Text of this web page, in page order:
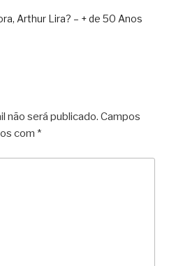
Arthur Lira? – + de 50 Anos
não será publicado. Campos
com *